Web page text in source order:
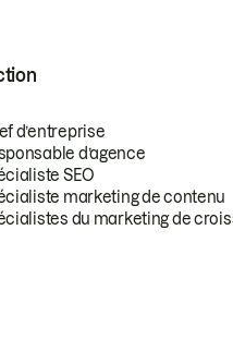
d’entreprise
d’agence
SEO
marketing de contenu
du marketing de